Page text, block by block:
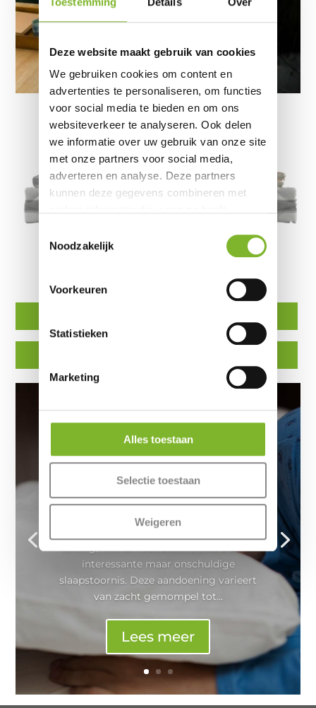
Deze website maakt gebruik van cookies
We gebruiken cookies om content en
advertenties te personaliseren, om functies
voor social media te bieden en om ons
websiteverkeer te analyseren. Ook delen
we informatie over uw gebruik van onze site
met onze partners voor social media,
adverteren en analyse. Deze partners
kunnen deze gegevens combineren met
basis van uw gebruik van hun services.
Noodzakelijk
Voorkeuren
Statistieken
Marketing
Alles toestaan
Selectie toestaan
Weigeren
persoonlijke slaap eigenschappen in:
tips
doorErkendMatras®|11 augustus 2024|
Nachtrust,Slapen| 0 reacties
Praten in je slaap: oorzaken en tips Praten
in je slaap: oorzaken en tips. Praten tijdens
het slapen, in het engels bekend als "sleep-
talking," wordt vaak beschouwd als een
interessante maar onschuldige
slaapstoornis. Deze aandoening varieert
van zacht gemompel tot...
Lees meer